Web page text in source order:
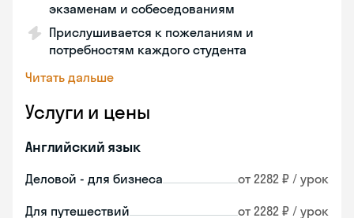
экзаменам и собеседованиям
Прислушивается к пожеланиям и
потребностям каждого студента
Читать дальше
Услуги и цены
Английский язык
Деловой - для бизнеса от 2282 ₽ / урок
Для путешествий от 2282 ₽ / урок